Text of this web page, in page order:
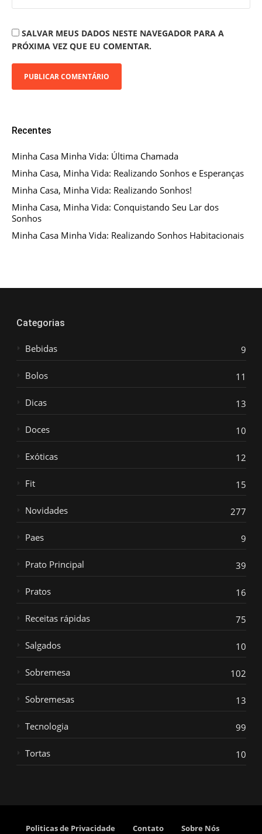
SALVAR MEUS DADOS NESTE NAVEGADOR PARA A
PRÓXIMA VEZ QUE EU COMENTAR.
Recentes
Minha Casa Minha Vida: Última Chamada
Minha Casa, Minha Vida: Realizando Sonhos e Esperanças
Minha Casa, Minha Vida: Realizando Sonhos!
Minha Casa, Minha Vida: Conquistando Seu Lar dos
Sonhos
Minha Casa Minha Vida: Realizando Sonhos Habitacionais
Categorias
Bebidas 9
Bolos 11
Dicas 13
Doces 10
Exóticas 12
Fit 15
Novidades 277
Paes 9
Prato Principal 39
Pratos 16
Receitas rápidas 75
Salgados 10
Sobremesa 102
Sobremesas 13
Tecnologia 99
Tortas 10
Politicas de Privacidade Contato
Sobre Nós